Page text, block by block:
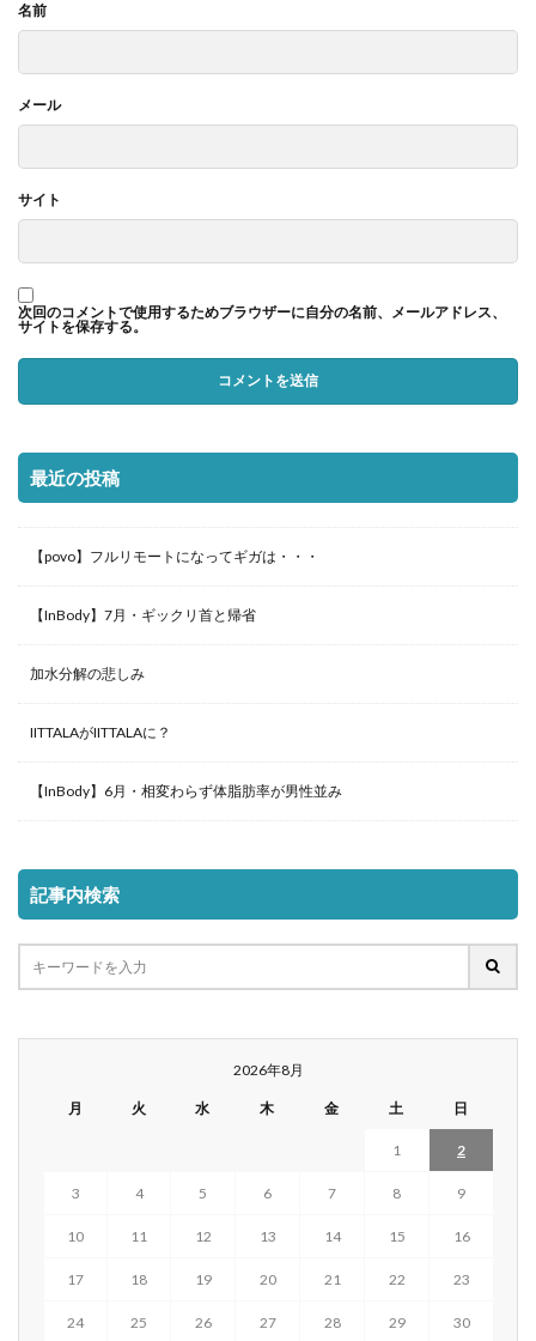
名前
メール
サイト
次回のコメントで使用するためブラウザーに自分の名前、メールアドレス、
サイトを保存する。
最近の投稿
【povo】フルリモートになってギガは・・・
【InBody】7月・ギックリ首と帰省
加水分解の悲しみ
IITTALAがIITTALAに？
【InBody】6月・相変わらず体脂肪率が男性並み
記事内検索
2026年8月
月 火 水 木 金 土 日
1 2
3 4 5 6 7 8 9
10 11 12 13 14 15 16
17 18 19 20 21 22 23
24 25 26 27 28 29 30